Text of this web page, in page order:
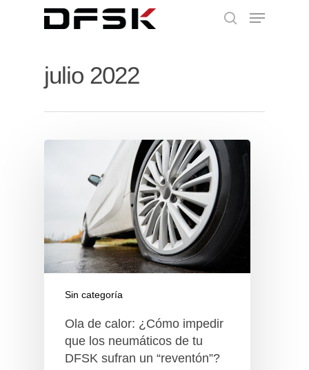
julio 2022
Sin categoría
Ola de calor: ¿Cómo impedir
que los neumáticos de tu
DFSK sufran un “reventón”?